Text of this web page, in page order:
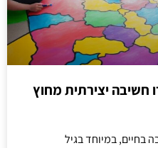
חשיבה יצירתית מחוץ
בחיים, במיוחד בגיל